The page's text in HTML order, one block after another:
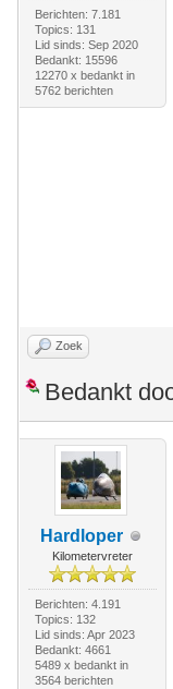
Berichten: 7.181
Topics: 131
Lid sinds: Sep 2020
Bedankt: 15596
12270 x bedankt in
5762 berichten
Zoek
Bedankt
Hardloper
Kilometervreter
Berichten: 4.191
Topics: 132
Lid sinds: Apr 2023
Bedankt: 4661
5489 x bedankt in
3564 berichten